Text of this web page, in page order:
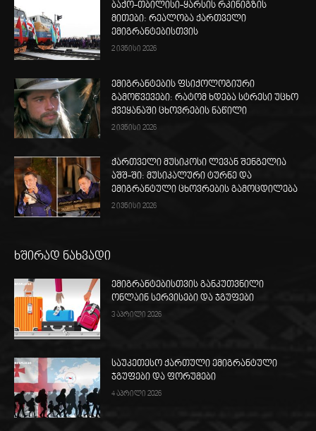
ბაქო-თბილისი-ყარსის რკინიგზის
მითები: რეალობა ქართველი
ემიგრანტებისთვის
2 ივნისი 2026
ემიგრანტების ფსიქოლოგიური
გამოწვევები: რატომ ხდება სტრესი უცხო
ქვეყანაში ცხოვრების ნაწილი
2 ივნისი 2026
ქართველი მუსიკოსი ლევან შენგელია
აშშ-ში: მუსიკალური ტურნე და
ემიგრანტული ცხოვრების გამოცდილება
2 ივნისი 2026
ხშირად ნახვადი
ემიგრანტებისთვის განკუთვნილი
ონლაინ სერვისები და ჯგუფები
3 აპრილი 2026
საუკეთესო ქართული ემიგრანტული
ჯგუფები და ფორუმები
4 აპრილი 2026